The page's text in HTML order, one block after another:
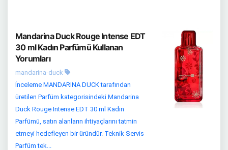
Mandarina Duck Rouge Intense EDT
30 ml Kadın Parfümü Kullanan
Yorumları
mandarina-duck
İnceleme MANDARINA DUCK tarafından
üretilen Parfüm kategorisindeki Mandarina
Duck Rouge Intense EDT 30 ml Kadın
Parfümü, satın alanların ihtiyaçlarını tatmin
etmeyi hedefleyen bir üründür. Teknik Servis
Parfüm tek...